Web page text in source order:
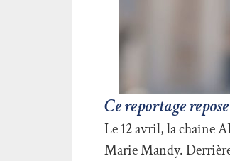
Ce reportage
Le 12 avril, la chaîne
Marie Mandy.